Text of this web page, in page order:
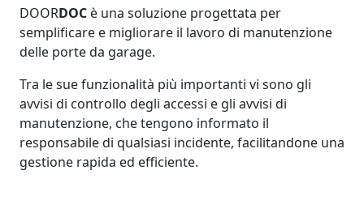
DOORDOC è una soluzione progettata per
semplificare e migliorare il lavoro di manutenzione
delle porte da garage.
Tra le sue funzionalità più importanti vi sono gli
avvisi di controllo degli accessi e gli avvisi di
manutenzione, che tengono informato il
responsabile di qualsiasi incidente, facilitandone una
gestione rapida ed efficiente.